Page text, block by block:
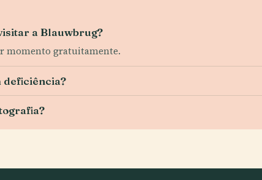
a Blauwbrug?
momento gratuitamente.
deficiência?